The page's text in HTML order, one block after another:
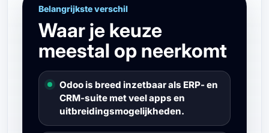
Belangrijkste verschil
Waar je keuze
meestal op neerkomt
Odoo is breed inzetbaar als ERP- en
CRM-suite met veel apps en
uitbreidingsmogelijkheden.